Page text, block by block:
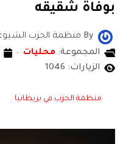
بوفاة شقيقه
By منظمة الحزب
المجموعة: محليات
الزيارات: 1046
منظمة الحزب في بريطانيا